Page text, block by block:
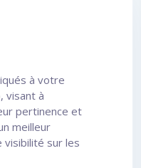
à votre
visant à
pertinence et
meilleur
visibilité sur les